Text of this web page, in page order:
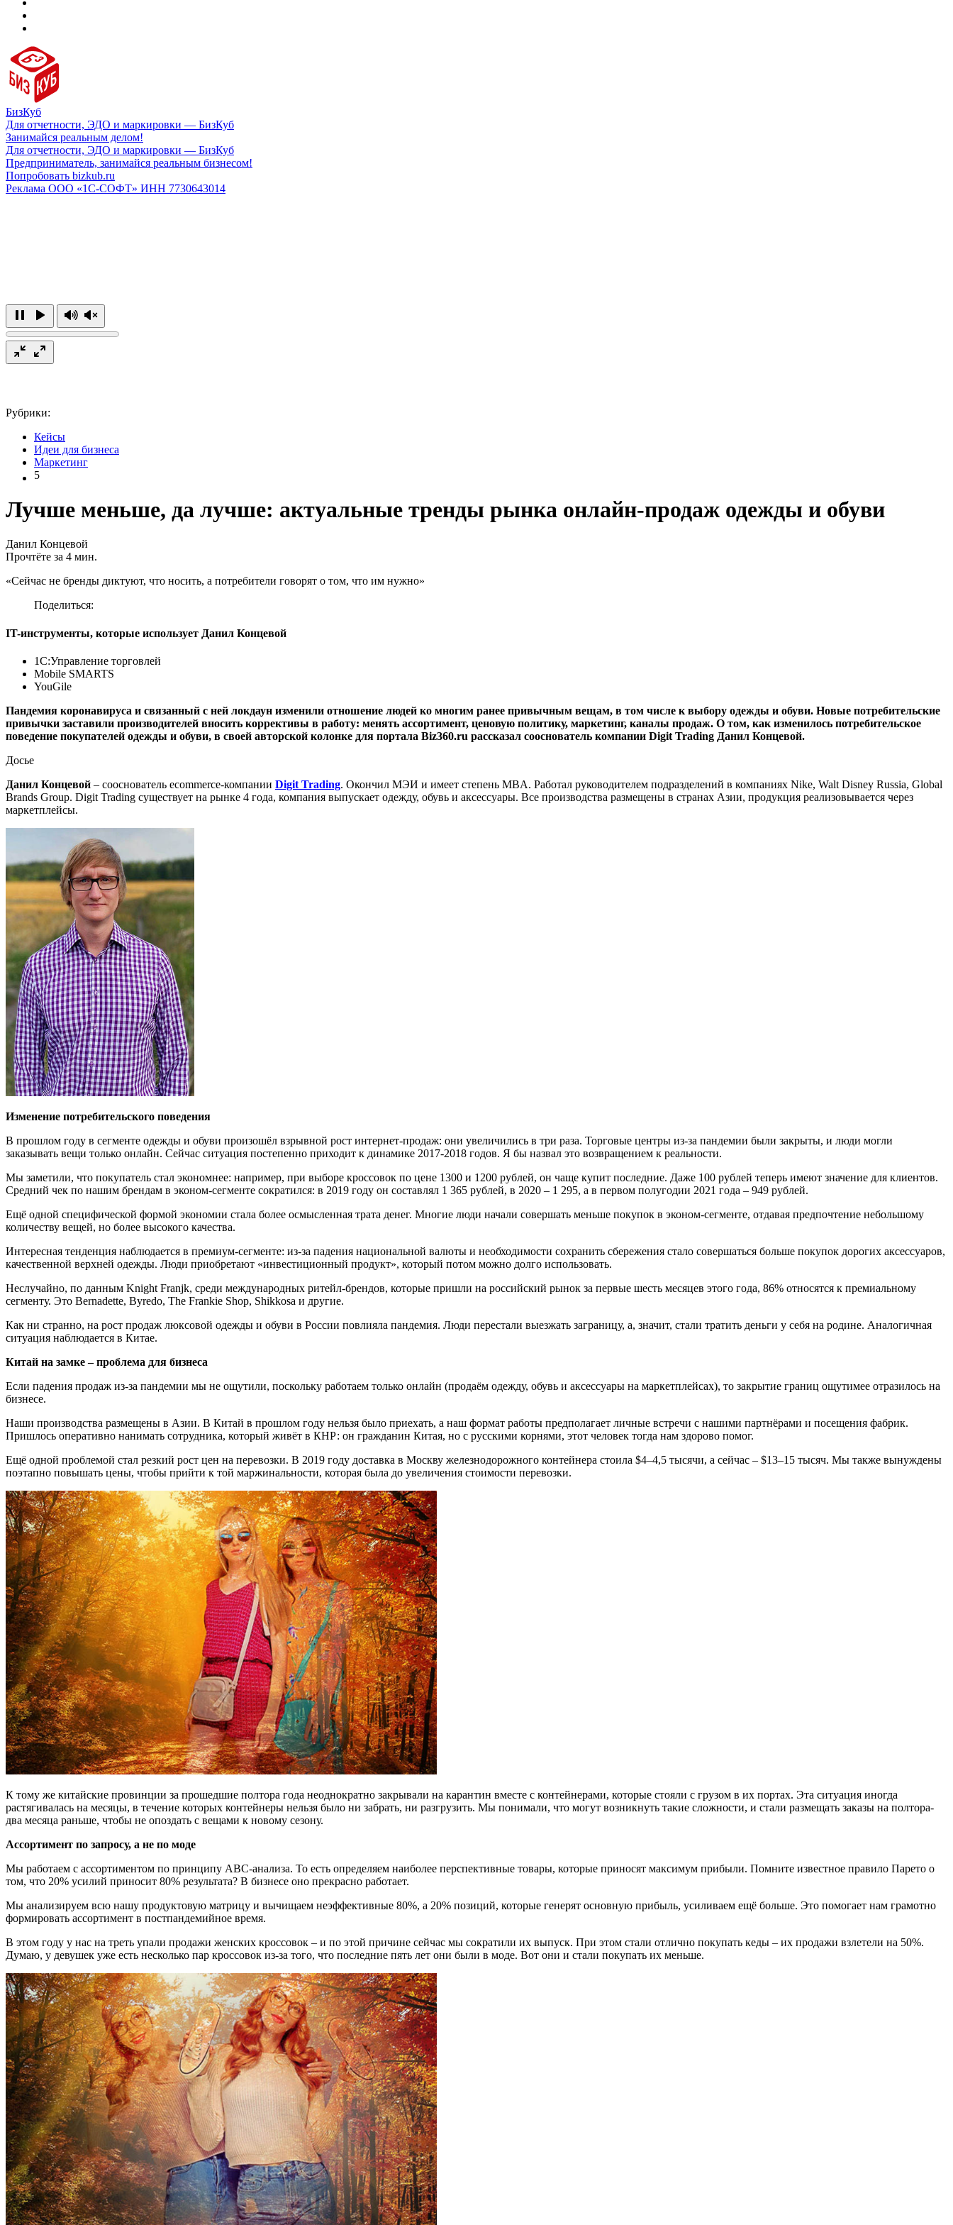
БизКуб
Для отчетности, ЭДО и маркировки — БизКуб
Занимайся реальным делом!
Для отчетности, ЭДО и маркировки — БизКуб
Предприниматель, занимайся реальным бизнесом!
Попробовать bizkub.ru
Реклама ООО «1С-СОФТ» ИНН 7730643014
Рубрики:
Кейсы
Идеи для бизнеса
Маркетинг
5
Лучше меньше, да лучше: актуальные тренды рынка онлайн-продаж одежды и обуви
Данил Концевой
Прочтёте за 4 мин.
«Сейчас не бренды диктуют, что носить, а потребители говорят о том, что им нужно»
Поделиться:
IT-инструменты, которые использует Данил Концевой
1С:Управление торговлей
Mobile SMARTS
YouGile
Пандемия коронавируса и связанный с ней локдаун изменили отношение людей ко многим ранее привычным вещам, в том числе к выбору одежды и обуви. Новые потребительские
привычки заставили производителей вносить коррективы в работу: менять ассортимент, ценовую политику, маркетинг, каналы продаж. О том, как изменилось потребительское
поведение покупателей одежды и обуви, в своей авторской колонке для портала Biz360.ru рассказал сооснователь компании Digit Trading Данил Концевой.
Досье
Данил Концевой – сооснователь ecommerce-компании Digit Trading. Окончил МЭИ и имеет степень MBA. Работал руководителем подразделений в компаниях Nike, Walt Disney Russia, Global
Brands Group. Digit Trading существует на рынке 4 года, компания выпускает одежду, обувь и аксессуары. Все производства размещены в странах Азии, продукция реализовывается через
маркетплейсы.
Изменение потребительского поведения
В прошлом году в сегменте одежды и обуви произошёл взрывной рост интернет-продаж: они увеличились в три раза. Торговые центры из-за пандемии были закрыты, и люди могли
заказывать вещи только онлайн. Сейчас ситуация постепенно приходит к динамике 2017-2018 годов. Я бы назвал это возвращением к реальности.
Мы заметили, что покупатель стал экономнее: например, при выборе кроссовок по цене 1300 и 1200 рублей, он чаще купит последние. Даже 100 рублей теперь имеют значение для клиентов.
Средний чек по нашим брендам в эконом-сегменте сократился: в 2019 году он составлял 1 365 рублей, в 2020 – 1 295, а в первом полугодии 2021 года – 949 рублей.
Ещё одной специфической формой экономии стала более осмысленная трата денег. Многие люди начали совершать меньше покупок в эконом-сегменте, отдавая предпочтение небольшому
количеству вещей, но более высокого качества.
Интересная тенденция наблюдается в премиум-сегменте: из-за падения национальной валюты и необходимости сохранить сбережения стало совершаться больше покупок дорогих аксессуаров,
качественной верхней одежды. Люди приобретают «инвестиционный продукт», который потом можно долго использовать.
Неслучайно, по данным Knight Franjk, среди международных ритейл-брендов, которые пришли на российский рынок за первые шесть месяцев этого года, 86% относятся к премиальному
сегменту. Это Bernadette, Byredo, The Frankie Shop, Shikkosa и другие.
Как ни странно, на рост продаж люксовой одежды и обуви в России повлияла пандемия. Люди перестали выезжать заграницу, а, значит, стали тратить деньги у себя на родине. Аналогичная
ситуация наблюдается в Китае.
Китай на замке – проблема для бизнеса
Если падения продаж из-за пандемии мы не ощутили, поскольку работаем только онлайн (продаём одежду, обувь и аксессуары на маркетплейсах), то закрытие границ ощутимее отразилось на
бизнесе.
Наши производства размещены в Азии. В Китай в прошлом году нельзя было приехать, а наш формат работы предполагает личные встречи с нашими партнёрами и посещения фабрик.
Пришлось оперативно нанимать сотрудника, который живёт в КНР: он гражданин Китая, но с русскими корнями, этот человек тогда нам здорово помог.
Ещё одной проблемой стал резкий рост цен на перевозки. В 2019 году доставка в Москву железнодорожного контейнера стоила $4–4,5 тысячи, а сейчас – $13–15 тысяч. Мы также вынуждены
поэтапно повышать цены, чтобы прийти к той маржинальности, которая была до увеличения стоимости перевозки.
К тому же китайские провинции за прошедшие полтора года неоднократно закрывали на карантин вместе с контейнерами, которые стояли с грузом в их портах. Эта ситуация иногда
растягивалась на месяцы, в течение которых контейнеры нельзя было ни забрать, ни разгрузить. Мы понимали, что могут возникнуть такие сложности, и стали размещать заказы на полтора-
два месяца раньше, чтобы не опоздать с вещами к новому сезону.
Ассортимент по запросу, а не по моде
Мы работаем с ассортиментом по принципу ABC-анализа. То есть определяем наиболее перспективные товары, которые приносят максимум прибыли. Помните известное правило Парето о
том, что 20% усилий приносит 80% результата? В бизнесе оно прекрасно работает.
Мы анализируем всю нашу продуктовую матрицу и вычищаем неэффективные 80%, а 20% позиций, которые генерят основную прибыль, усиливаем ещё больше. Это помогает нам грамотно
формировать ассортимент в постпандемийное время.
В этом году у нас на треть упали продажи женских кроссовок – и по этой причине сейчас мы сократили их выпуск. При этом стали отлично покупать кеды – их продажи взлетели на 50%.
Думаю, у девушек уже есть несколько пар кроссовок из-за того, что последние пять лет они были в моде. Вот они и стали покупать их меньше.